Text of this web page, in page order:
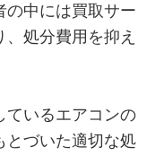
の中には買取サー
処分費用を抑え
ているエアコンの
とづいた適切な処